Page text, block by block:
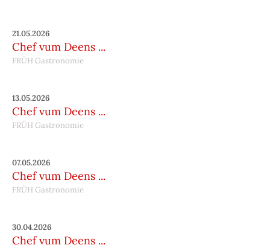
21.05.2026
Chef vum Deens ...
FRÜH Gastronomie
13.05.2026
Chef vum Deens ...
FRÜH Gastronomie
07.05.2026
Chef vum Deens ...
FRÜH Gastronomie
30.04.2026
Chef vum Deens ...